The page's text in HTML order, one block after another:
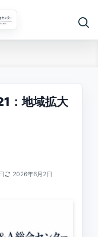
：地域拡大
2026年6月2日